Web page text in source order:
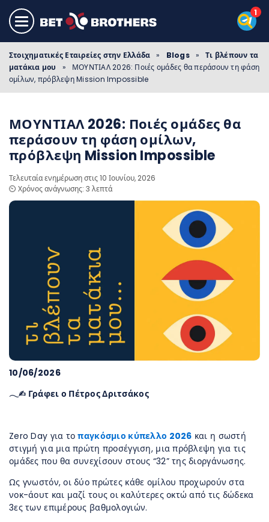
Στοιχηματικές Εταιρείες στην Ελλάδα » Blogs »
Τι βλέπουν τα
ματάκια μου
»
ΜΟΥΝΤΙΑΛ 2026: Ποιές ομάδες θα περάσουν τη φάση
ομίλων, πρόβλεψη Mission Impossible
ΜΟΥΝΤΙΑΛ 2026: Ποιές ομάδες θα
περάσουν τη φάση ομίλων,
πρόβλεψη Mission Impossible
Τελευταία ενημέρωση στις 10 Ιουνίου, 2026
⏲️ Χρόνος ανάγνωσης: 3 λεπτά
10/06/2026
𓂃✍︎ Γράφει ο Πέτρος Δριτσάκος
Zero Day για τοπαγκόσμιο κύπελλο 2026 και η σωστή
στιγμή για μια πρώτη προσέγγιση, μια πρόβλεψη για τις
ομάδες που θα συνεχίσουν στους “32” της διοργάνωσης.
Ως γνωστόν, οι δύο πρώτες κάθε ομίλου προχωρούν στα
νοκ-άουτ και μαζί τους οι καλύτερες οκτώ από τις δώδεκα
3ες των επιμέρους βαθμολογιών.